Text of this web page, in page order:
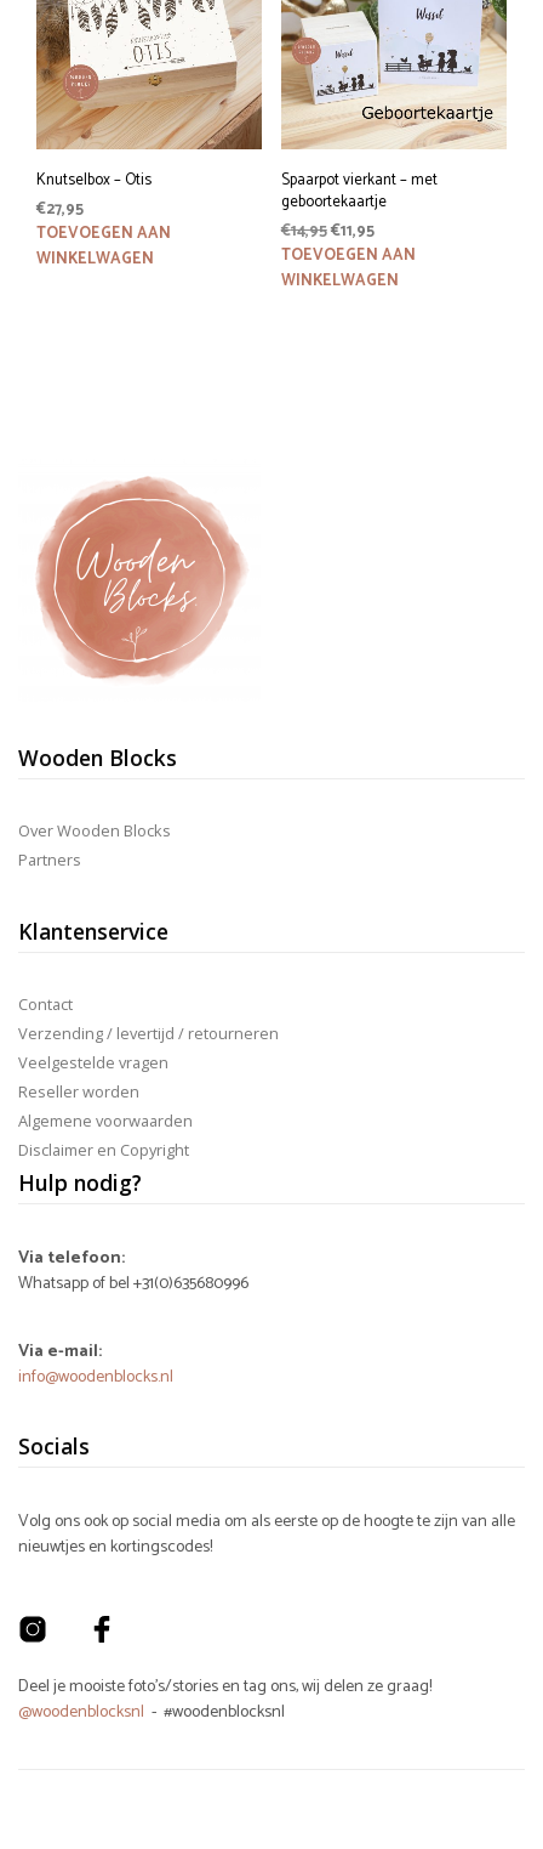
Knutselbox – Otis
€27,95
TOEVOEGEN AAN
WINKELWAGEN
Spaarpot vierkant – met
geboortekaartje
€14,95Oorspronkelijke
prijs
was:
€11,95Huidige
prijs
is:
TOEVOEGEN AAN
WINKELWAGEN
Wooden Blocks
Over Wooden Blocks
Partners
Klantenservice
Contact
Verzending / levertijd / retourneren
Veelgestelde vragen
Reseller worden
Algemene voorwaarden
Disclaimer en Copyright
Hulp nodig?
Via telefoon:
Whatsapp of bel +31(0)635680996
Via e-mail:
info@woodenblocks.nl
Socials
Volg ons ook op social media om als eerste op de hoogte te zijn van alle
nieuwtjes en kortingscodes!
Deel je mooiste foto's/stories en tag ons, wij delen ze graag!
@woodenblocksnl - #woodenblocksnl